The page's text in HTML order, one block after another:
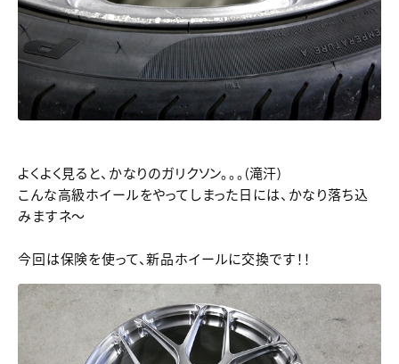
よくよく見ると、かなりのガリクソン。。。(滝汗)
こんな高級ホイールをやってしまった日には、かなり落ち込
みますネ～
今回は保険を使って、新品ホイールに交換です！！